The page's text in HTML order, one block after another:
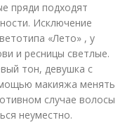
пряди подходят
Исключение
«Лето» , у
и ресницы светлые.
тон, девушка с
макияжа менять
случае волосы
неуместно.